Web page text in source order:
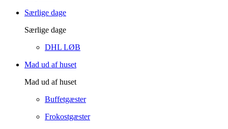
Særlige dage
Særlige dage
DHL LØB
Mad ud af huset
Mad ud af huset
Buffetgæster
Frokostgæster